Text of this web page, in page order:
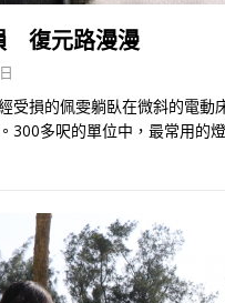
復元路漫漫
受損的佩雯躺臥在微斜的電動
300多呎的單位中，最常用的